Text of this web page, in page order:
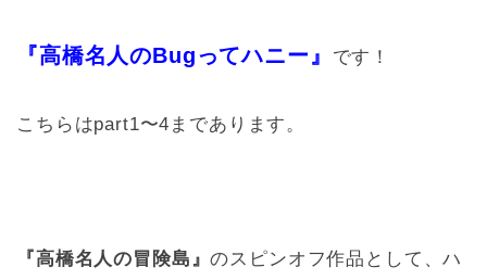
『高橋名人のBugってハニー』 です！
こちらはpart1〜4まであります。
『高橋名人の冒険島』のスピンオフ作品として、ハ